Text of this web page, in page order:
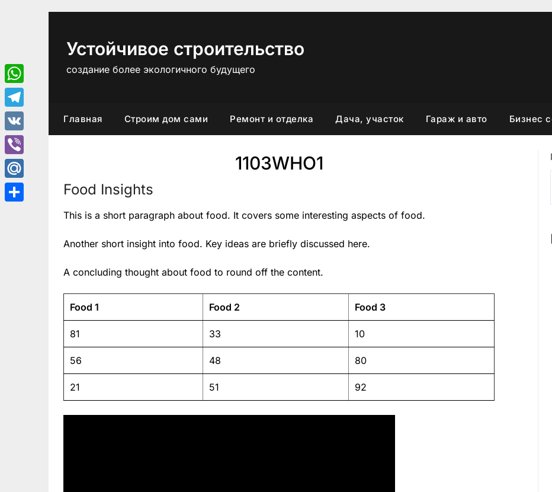
Устойчивое строительство
создание более экологичного будущего
Главная Строим дом сами Ремонт и отделка Дача, участок Гараж и авто Бизнес
1103WHO1
Food Insights
This is a short paragraph about food. It covers some interesting aspects of food.
Another short insight into food. Key ideas are briefly discussed here.
A concluding thought about food to round off the content.
Food 1 Food 2 Food 3
81 33 10
56 48 80
21 51 92
WhatsApp
Telegram
VK
Viber
Mail.Ru